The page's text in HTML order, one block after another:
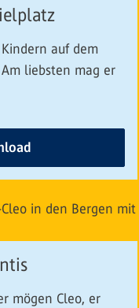
auf dem
liebsten mag er
mögen Cleo, er